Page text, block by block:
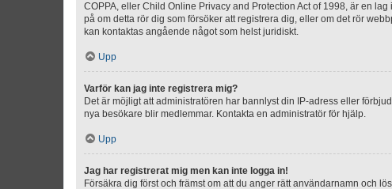
COPPA, eller Child Online Privacy and Protection Act of 1998, är en
på om detta rör dig som försöker att registrera dig, eller om det rör
kan kontaktas angående något som helst juridiskt.
Upp
Varför kan jag inte registrera mig?
Det är möjligt att administratören har bannlyst din IP-adress eller
nya besökare blir medlemmar. Kontakta en administratör för hjälp.
Upp
Jag har registrerat mig men kan inte logga in!
Försäkra dig först och främst om att du anger rätt användarnamn och